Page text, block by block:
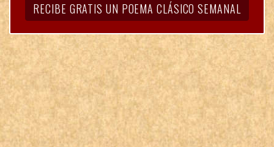
RECIBE GRATIS UN POEMA CLÁSICO SEMANAL